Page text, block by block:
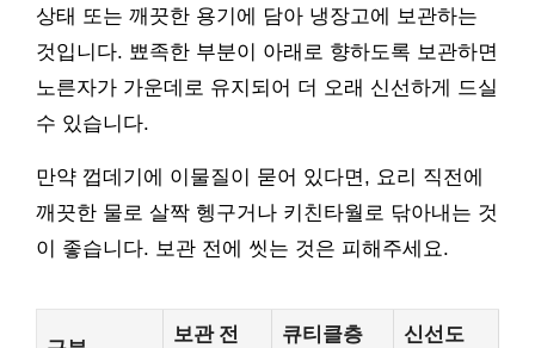
상태 또는 깨끗한 용기에 담아 냉장고에 보관하는
것입니다. 뾰족한 부분이 아래로 향하도록 보관하면
노른자가 가운데로 유지되어 더 오래 신선하게 드실
수 있습니다.
만약 껍데기에 이물질이 묻어 있다면, 요리 직전에
깨끗한 물로 살짝 헹구거나 키친타월로 닦아내는 것
이 좋습니다. 보관 전에 씻는 것은 피해주세요.
보관 전
큐티클층
신선도